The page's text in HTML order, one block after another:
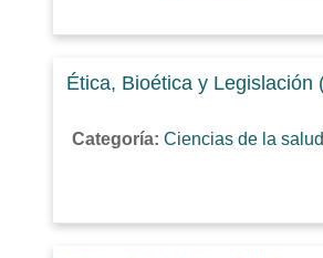
Ética, Bioética y Legislación
Categoría: Ciencias de la salud